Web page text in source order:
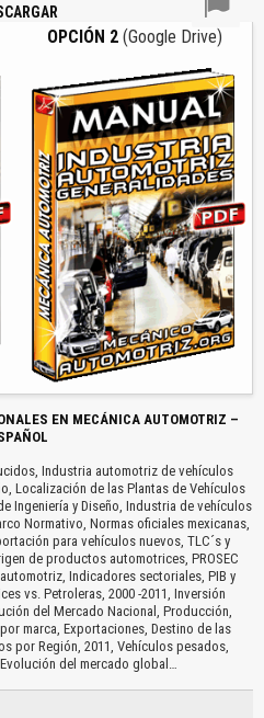
OPCIÓN 2 (Google Drive)
EN MECÁNICA AUTOMOTRIZ –
Industria automotriz de vehículos
Localización de las Plantas de Vehículos
Ingeniería y Diseño, Industria de vehículos
Normativo, Normas oficiales mexicanas,
para vehículos nuevos, TLC´s y
de productos automotrices, PROSEC
Indicadores sectoriales, PIB y
vs. Petroleras, 2000 -2011, Inversión
del Mercado Nacional, Producción,
marca, Exportaciones, Destino de las
por Región, 2011, Vehículos pesados,
del mercado global…